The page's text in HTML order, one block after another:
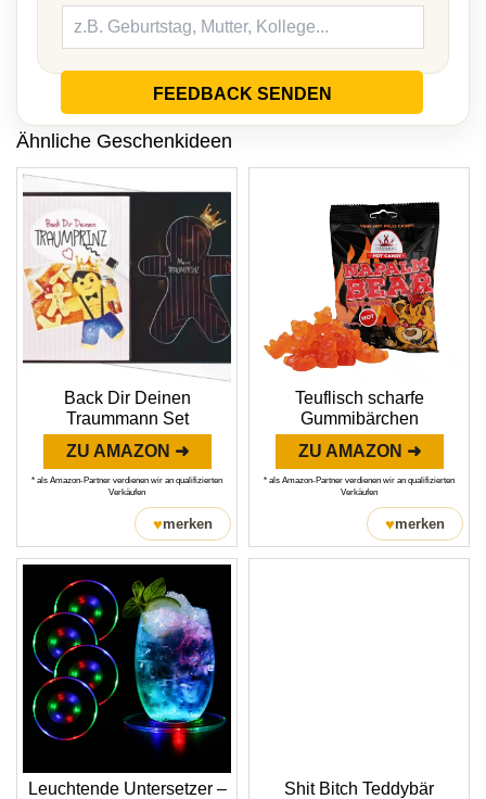
FEEDBACK SENDEN
Ähnliche Geschenkideen
Back Dir Deinen
Traummann Set
ZU AMAZON ➜
* als Amazon-Partner verdienen wir an qualifizierten
Verkäufen
♥merken
Teuflisch scharfe
Gummibärchen
ZU AMAZON ➜
* als Amazon-Partner verdienen wir an qualifizierten
Verkäufen
♥merken
Leuchtende Untersetzer –
Shit Bitch Teddybär